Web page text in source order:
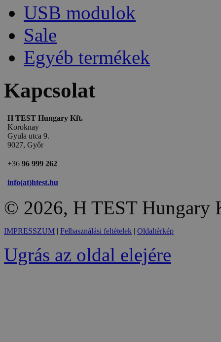
USB modulok
Sale
Egyéb termékek
Kapcsolat
H TEST Hungary Kft.
Koroknay
Gyula utca 9.
9027, Győr
+36 96 999 262
info(at)htest.hu
© 2026, H TEST Hungary
IMPRESSZUM | Felhasználási feltételek | Oldaltérkép
Ugrás az oldal elejére